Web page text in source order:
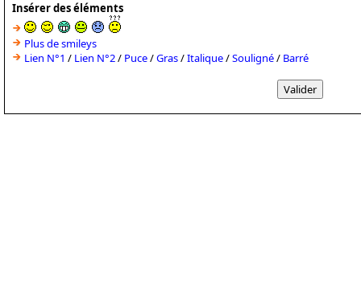
Insérer des éléments
Plus de smileys
Lien N°1 / Lien N°2/ Puce/Gras/Italique/Souligné/ Barré